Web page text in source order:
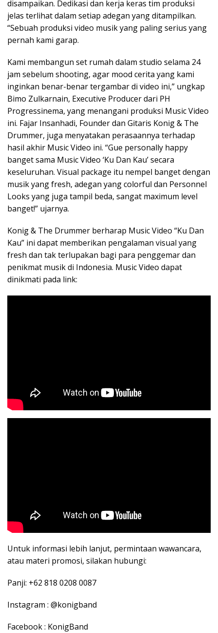
disampaikan. Dedikasi dan kerja keras tim produksi
jelas terlihat dalam setiap adegan yang ditampilkan.
“Sebuah produksi video musik yang paling serius yang
pernah kami garap.
Kami membangun set rumah dalam studio selama 24
jam sebelum shooting, agar mood cerita yang kami
inginkan benar-benar tergambar di video ini,” ungkap
Bimo Zulkarnain, Executive Producer dari PH
Progressinema, yang menangani produksi Music Video
ini. Fajar Insanhadi, Founder dan Gitaris Konig & The
Drummer, juga menyatakan perasaannya terhadap
hasil akhir Music Video ini. “Gue personally happy
banget sama Music Video ‘Ku Dan Kau’ secara
keseluruhan. Visual package itu nempel banget dengan
musik yang fresh, adegan yang colorful dan Personnel
Looks yang juga tampil beda, sangat maximum level
banget!” ujarnya.
Konig & The Drummer berharap Music Video “Ku Dan
Kau” ini dapat memberikan pengalaman visual yang
fresh dan tak terlupakan bagi para penggemar dan
penikmat musik di Indonesia. Music Video dapat
dinikmati pada link:
Untuk informasi lebih lanjut, permintaan wawancara,
atau materi promosi, silakan hubungi:
Panji: +62 818 0208 0087
Instagram : @konigband
Facebook : KonigBand